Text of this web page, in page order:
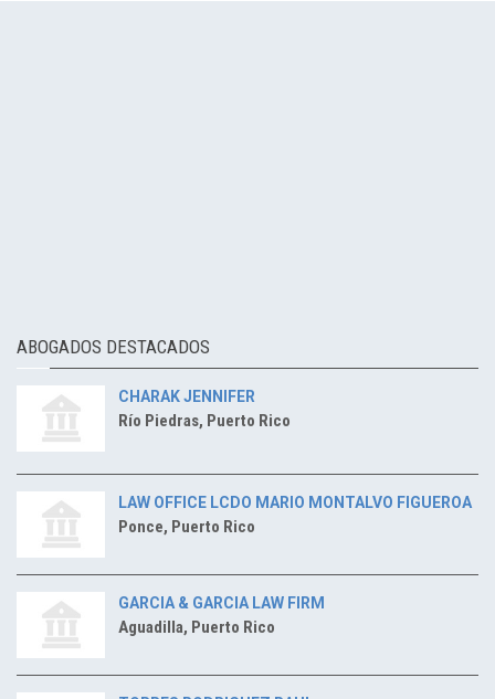
ABOGADOS DESTACADOS
CHARAK JENNIFER
Río Piedras, Puerto Rico
LAW OFFICE LCDO MARIO MONTALVO FIGUEROA
Ponce, Puerto Rico
GARCIA & GARCIA LAW FIRM
Aguadilla, Puerto Rico